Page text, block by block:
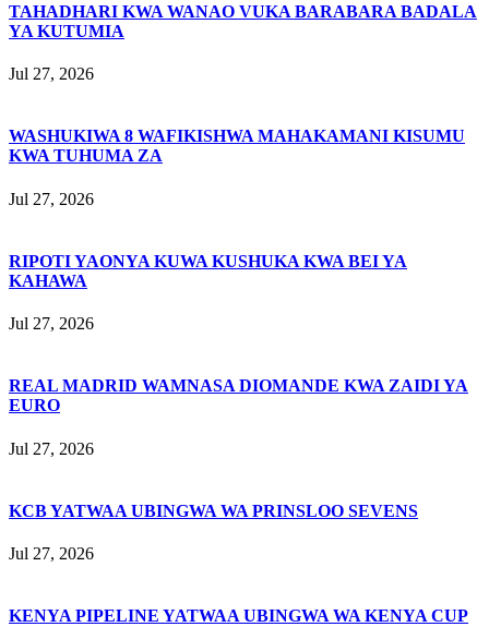
TAHADHARI KWA WANAO VUKA BARABARA BADALA
YA KUTUMIA
Jul 27, 2026
WASHUKIWA 8 WAFIKISHWA MAHAKAMANI KISUMU
KWA TUHUMA ZA
Jul 27, 2026
RIPOTI YAONYA KUWA KUSHUKA KWA BEI YA
KAHAWA
Jul 27, 2026
REAL MADRID WAMNASA DIOMANDE KWA ZAIDI YA
EURO
Jul 27, 2026
KCB YATWAA UBINGWA WA PRINSLOO SEVENS
Jul 27, 2026
KENYA PIPELINE YATWAA UBINGWA WA KENYA CUP